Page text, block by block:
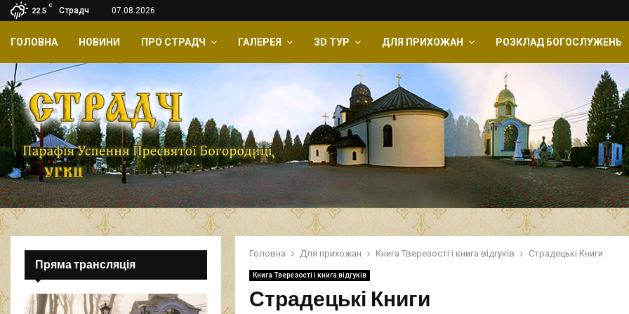
22.5
C
Страдч 07.08.2026
ГОЛОВНА НОВИНИ ПРО СТРАДЧ ГАЛЕРЕЯ ЗD ТУР ДЛЯ ПРИХОЖАН РОЗКЛАД БОГОСЛУЖЕНЬ
Головна Для прихожан Книга Тверезості і книга відгуків Страдецькі Книги
Книга Тверезості і книга відгуків
Страдецькі Книги
Пряма трансляція